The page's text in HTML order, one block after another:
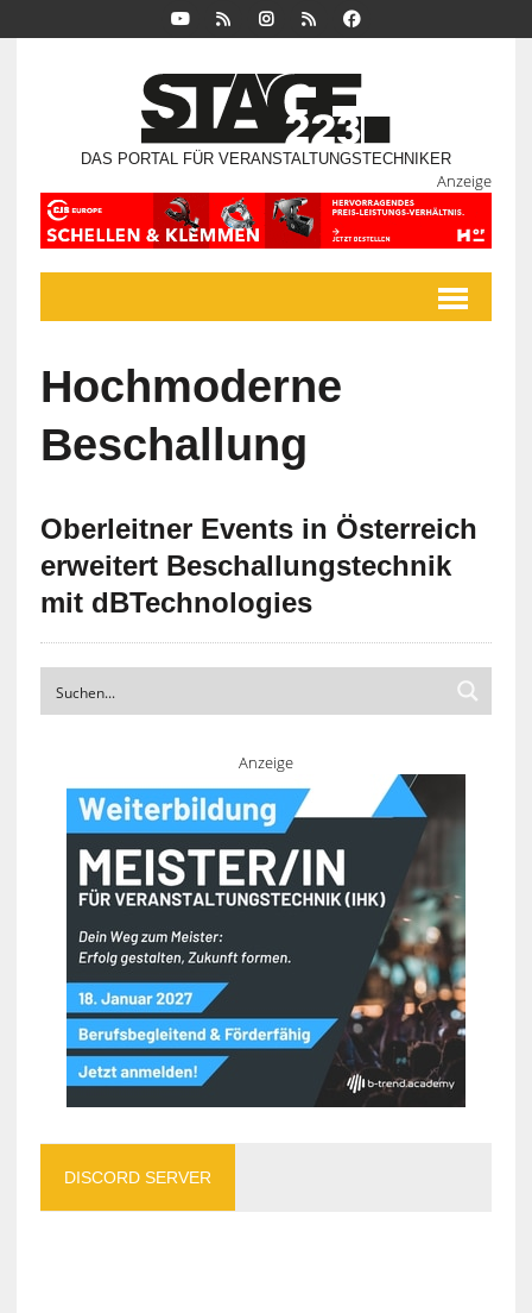
DAS PORTAL FÜR VERANSTALTUNGSTECHNIKER
Anzeige
Hochmoderne
Beschallung
Oberleitner Events in Österreich
erweitert Beschallungstechnik
mit dBTechnologies
Anzeige
DISCORD SERVER